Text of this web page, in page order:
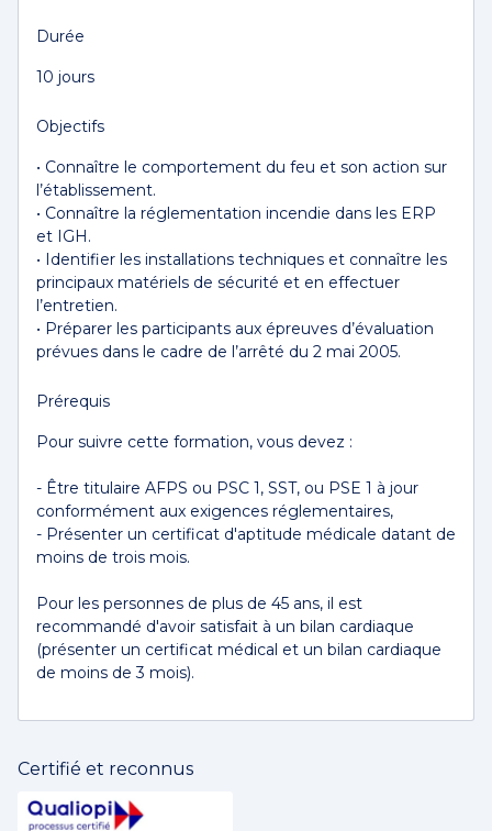
Durée
10 jours
Objectifs
• Connaître le comportement du feu et son action sur
l’établissement.
• Connaître la réglementation incendie dans les ERP
et IGH.
• Identifier les installations techniques et connaître les
principaux matériels de sécurité et en effectuer
l’entretien.
• Préparer les participants aux épreuves d’évaluation
prévues dans le cadre de l’arrêté du 2 mai 2005.
Prérequis
Pour suivre cette formation, vous devez :
- Être titulaire AFPS ou PSC 1, SST, ou PSE 1 à jour
conformément aux exigences réglementaires,
- Présenter un certificat d'aptitude médicale datant de
moins de trois mois.
Pour les personnes de plus de 45 ans, il est
recommandé d'avoir satisfait à un bilan cardiaque
(présenter un certificat médical et un bilan cardiaque
de moins de 3 mois).
Certifié et reconnus